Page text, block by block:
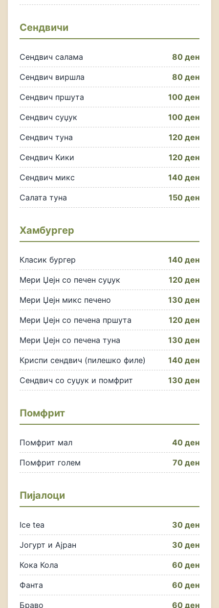
Сендвичи
Сендвич салама 80 ден
Сендвич виршла 80 ден
Сендвич пршута 100 ден
Сендвич суџук 100 ден
Сендвич туна 120 ден
Сендвич Кики 120 ден
Сендвич микс 140 ден
Салата туна 150 ден
Хамбургер
Класик бургер 140 ден
Мери Џејн со печен суџук 120 ден
Мери Џејн микс печено 130 ден
Мери Џејн со печена пршута 120 ден
Мери Џејн со печена туна 130 ден
Криспи сендвич (пилешко филе) 140 ден
Сендвич со суџук и помфрит 130 ден
Помфрит
Помфрит мал 40 ден
Помфрит голем 70 ден
Пијалоци
Ice tea 30 ден
Јогурт и Ајран 30 ден
Кока Кола 60 ден
Фанта 60 ден
Браво 60 ден